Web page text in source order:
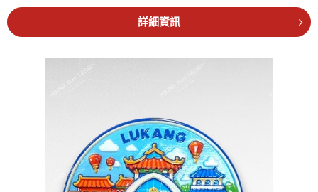
詳細資訊